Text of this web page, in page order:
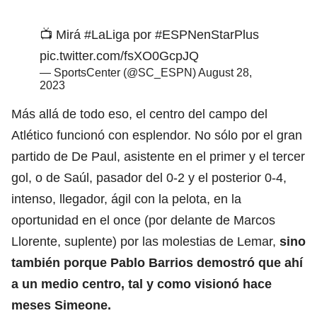
📺 Mirá #LaLiga por #ESPNenStarPlus
pic.twitter.com/fsXO0GcpJQ
— SportsCenter (@SC_ESPN)August 28,
2023
Más allá de todo eso, el centro del campo del
Atlético funcionó con esplendor. No sólo por el gran
partido de De Paul, asistente en el primer y el tercer
gol, o de Saúl, pasador del 0-2 y el posterior 0-4,
intenso, llegador, ágil con la pelota, en la
oportunidad en el once (por delante de Marcos
Llorente, suplente) por las molestias de Lemar, sino
también porque Pablo Barrios demostró que ahí
a un medio centro, tal y como visionó hace
meses Simeone.